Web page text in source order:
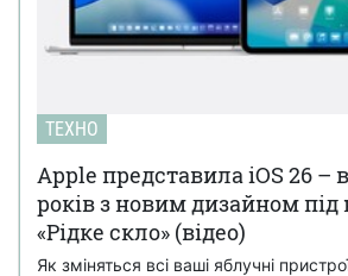
ТЕХНО
Apple представила iOS 26 –
років з новим дизайном під
«Рідке скло» (відео)
Як зміняться всі ваші яблучні